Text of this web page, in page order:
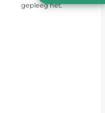
gepleeg het.